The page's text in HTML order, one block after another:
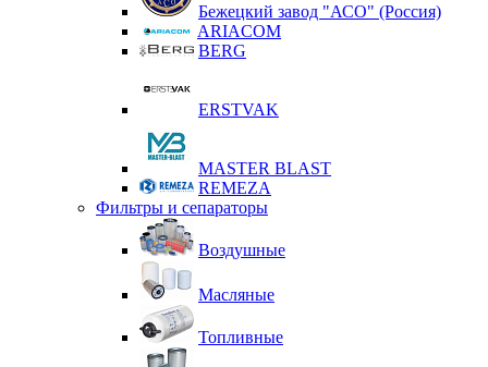
Бежецкий завод "АСО" (Россия)
ARIACOM
BERG
ERSTVAK
MASTER BLAST
REMEZA
Фильтры и сепараторы
Воздушные
Масляные
Топливные